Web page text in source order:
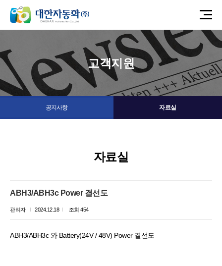
고객지원
공지사항 자료실
자료실
ABH3/ABH3c Power 결선도
관리자 2024.12.18 조회 454
ABH3/ABH3c 와 Battery(24V / 48V) Power 결선도